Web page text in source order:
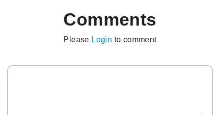
Comments
Please Login to comment